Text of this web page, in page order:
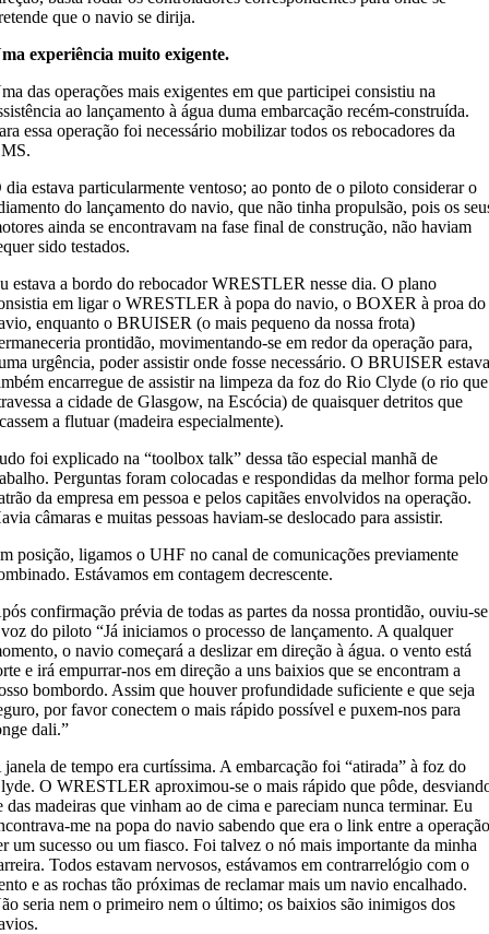
que o navio se dirija.
experiência muito exigente.
das operações mais exigentes em que participei consistiu na
ao lançamento à água duma embarcação recém-construída.
essa operação foi necessário mobilizar todos os rebocadores da
dia estava particularmente ventoso; ao ponto de o piloto considerar o
do lançamento do navio, que não tinha propulsão, pois os
ainda se encontravam na fase final de construção, não haviam
sido testados.
estava a bordo do rebocador WRESTLER nesse dia. O plano
em ligar o WRESTLER à popa do navio, o BOXER à proa do
enquanto o BRUISER (o mais pequeno da nossa frota)
prontidão, movimentando-se em redor da operação para,
urgência, poder assistir onde fosse necessário. O BRUISER
encarregue de assistir na limpeza da foz do Rio Clyde (o rio que
a cidade de Glasgow, na Escócia) de quaisquer detritos que
a flutuar (madeira especialmente).
foi explicado na “toolbox talk” dessa tão especial manhã de
Perguntas foram colocadas e respondidas da melhor forma pelo
da empresa em pessoa e pelos capitães envolvidos na operação.
câmaras e muitas pessoas haviam-se deslocado para assistir.
posição, ligamos o UHF no canal de comunicações previamente
Estávamos em contagem decrescente.
confirmação prévia de todas as partes da nossa prontidão, ouviu-se
do piloto “Já iniciamos o processo de lançamento. A qualquer
o navio começará a deslizar em direção à água. o vento está
e irá empurrar-nos em direção a uns baixios que se encontram a
bombordo. Assim que houver profundidade suficiente e que seja
por favor conectem o mais rápido possível e puxem-nos para
dali.”
janela de tempo era curtíssima. A embarcação foi “atirada” à foz do
O WRESTLER aproximou-se o mais rápido que pôde,
das madeiras que vinham ao de cima e pareciam nunca terminar. Eu
me na popa do navio sabendo que era o link entre a
um sucesso ou um fiasco. Foi talvez o nó mais importante da minha
Todos estavam nervosos, estávamos em contrarrelógio com o
e as rochas tão próximas de reclamar mais um navio encalhado.
seria nem o primeiro nem o último; os baixios são inimigos dos